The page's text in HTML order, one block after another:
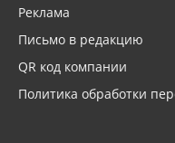
Реклама
Письмо в редакцию
QR код компании
Политика обработки